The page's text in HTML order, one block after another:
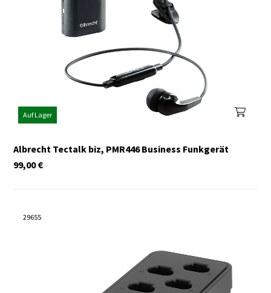
Auf Lager
Albrecht Tectalk biz, PMR446 Business Funkgerät
€
99,00
29655